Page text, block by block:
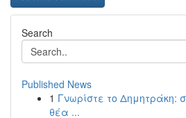
Search
Published News
1 Γνωρίστε το Δημητράκη:
θέα ...